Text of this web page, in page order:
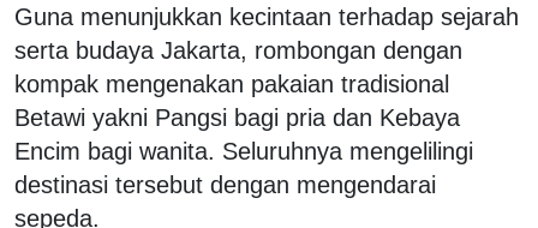
Guna menunjukkan kecintaan terhadap sejarah
serta budaya Jakarta, rombongan dengan
kompak mengenakan pakaian tradisional
Betawi yakni Pangsi bagi pria dan Kebaya
Encim bagi wanita. Seluruhnya mengelilingi
destinasi tersebut dengan mengendarai
sepeda.